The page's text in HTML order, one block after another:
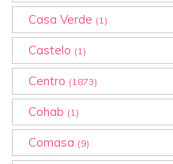
Casa Verde (1)
Castelo (1)
Centro (1873)
Cohab (1)
Comasa (9)